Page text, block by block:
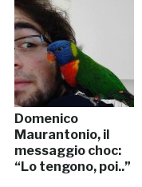
Domenico
Maurantonio, il
messaggio choc:
“Lo tengono, poi..”